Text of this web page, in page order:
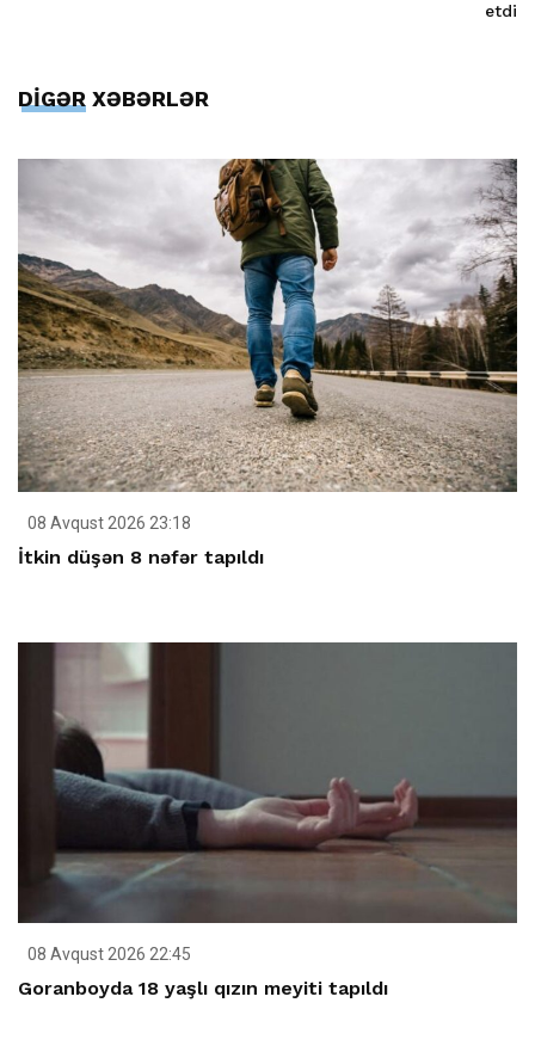
etdi
DİGƏR XƏBƏRLƏR
08 Avqust 2026 23:18
İtkin düşən 8 nəfər tapıldı
08 Avqust 2026 22:45
Goranboyda 18 yaşlı qızın meyiti tapıldı